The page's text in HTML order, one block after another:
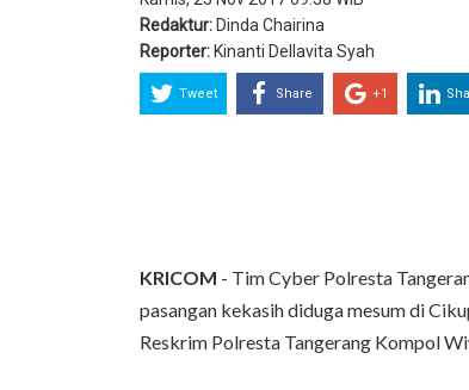
Redaktur: Dinda Chairina
Reporter: Kinanti Dellavita Syah
Tweet Share +1
KRICOM - Tim Cyber Polresta
pasangan kekasih diduga mesum di
Reskrim Polresta Tangerang Kompol